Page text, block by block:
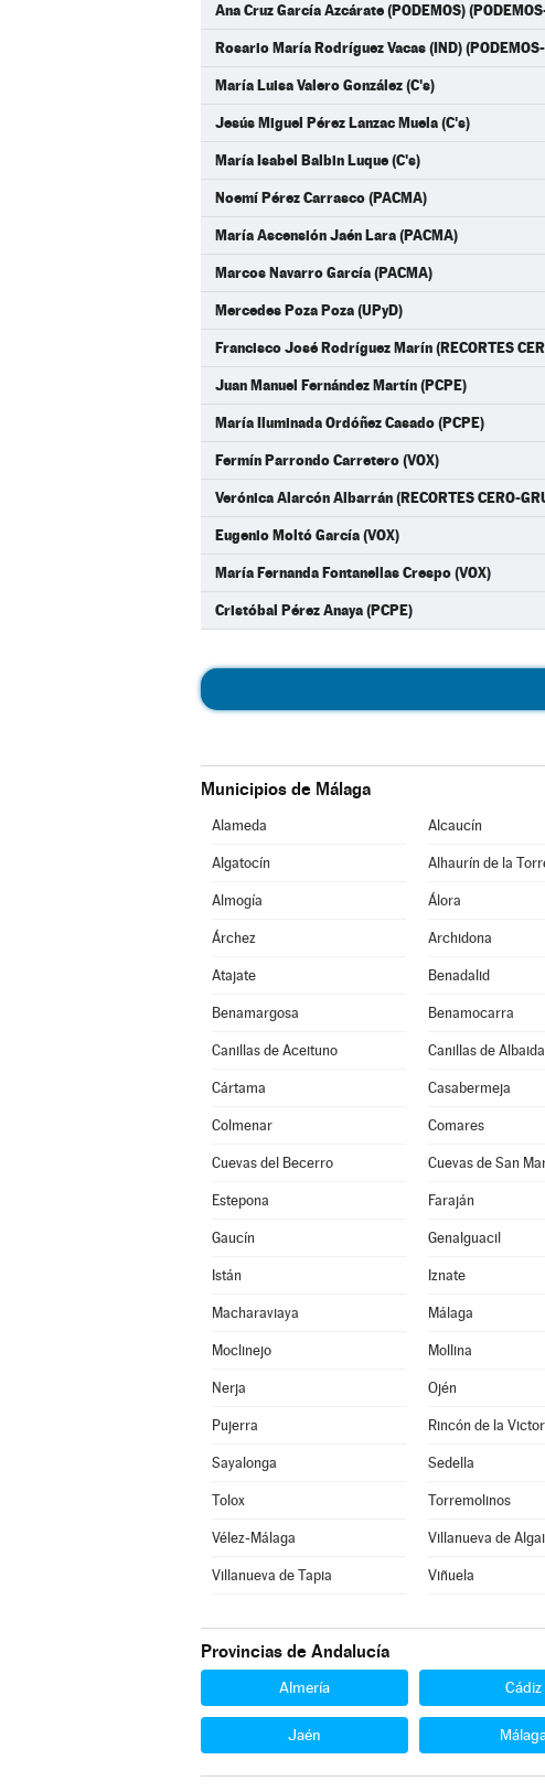
Ana Cruz García Azcárate (PODEMOS)
Rosario María Rodríguez Vacas (IND)
María Luisa Valero González (C's)
Jesús Miguel Pérez Lanzac Muela (C's)
María Isabel Balbin Luque (C's)
Noemí Pérez Carrasco (PACMA)
María Ascensión Jaén Lara (PACMA)
Marcos Navarro García (PACMA)
Mercedes Poza Poza (UPyD)
Francisco José Rodríguez Marín (RECORTES
Juan Manuel Fernández Martín (PCPE)
María Iluminada Ordóñez Casado (PCPE)
Fermín Parrondo Carretero (VOX)
Verónica Alarcón Albarrán (RECORTES CERO-
Eugenio Moltó García (VOX)
María Fernanda Fontanellas Crespo (VOX)
Cristóbal Pérez Anaya (PCPE)
Municipios de Málaga
Alameda Alcaucín
Algatocín Alhaurín de la
Almogía Álora
Árchez Archidona
Atajate Benadalid
Benamargosa Benamocarra
Canillas de Aceituno Canillas de Albaida
Cártama Casabermeja
Colmenar Comares
Cuevas del Becerro Cuevas de San
Estepona Faraján
Gaucín Genalguacil
Istán Iznate
Macharaviaya Málaga
Moclinejo Mollina
Nerja Ojén
Pujerra Rincón de la
Sayalonga Sedella
Tolox Torremolinos
Vélez-Málaga Villanueva de
Villanueva de Tapia Viñuela
Provincias de Andalucía
Almería Cádiz
Jaén